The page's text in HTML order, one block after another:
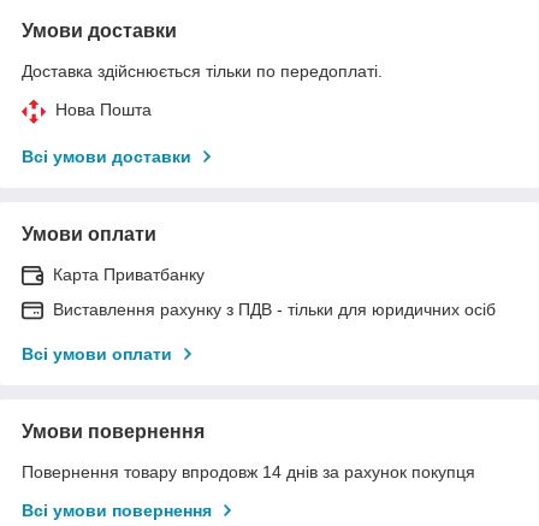
Умови доставки
Доставка здійснюється тільки по передоплаті.
Нова Пошта
Всі умови доставки
Умови оплати
Карта Приватбанку
Виставлення рахунку з ПДВ - тільки для юридичних осіб
Всі умови оплати
Умови повернення
Повернення товару впродовж 14 днів за рахунок покупця
Всі умови повернення